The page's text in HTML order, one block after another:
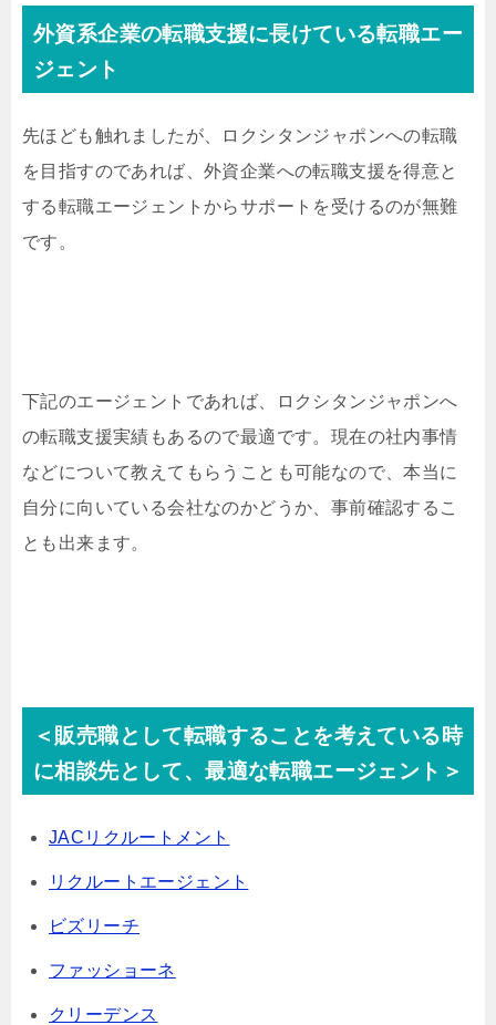
外資系企業の転職支援に長けている転職エー
ジェント
先ほども触れましたが、ロクシタンジャポンへの転職
を目指すのであれば、外資企業への転職支援を得意と
する転職エージェントからサポートを受けるのが無難
です。
下記のエージェントであれば、ロクシタンジャポンへ
の転職支援実績もあるので最適です。現在の社内事情
などについて教えてもらうことも可能なので、本当に
自分に向いている会社なのかどうか、事前確認するこ
とも出来ます。
＜販売職として転職することを考えている時
に相談先として、最適な転職エージェント＞
JACリクルートメント
リクルートエージェント
ビズリーチ
ファッショーネ
クリーデンス